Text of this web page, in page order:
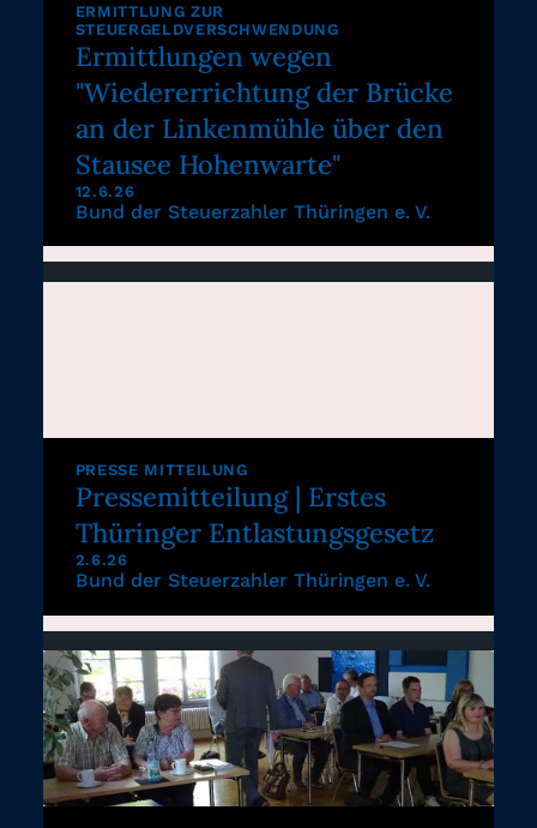
ERMITTLUNG ZUR
STEUERGELDVERSCHWENDUNG
Ermittlungen wegen
"Wiedererrichtung der Brücke
an der Linkenmühle über den
Stausee Hohenwarte"
12.6.26
Bund der Steuerzahler Thüringen e. V.
PRESSE MITTEILUNG
Pressemitteilung | Erstes
Thüringer Entlastungsgesetz
2.6.26
Bund der Steuerzahler Thüringen e. V.